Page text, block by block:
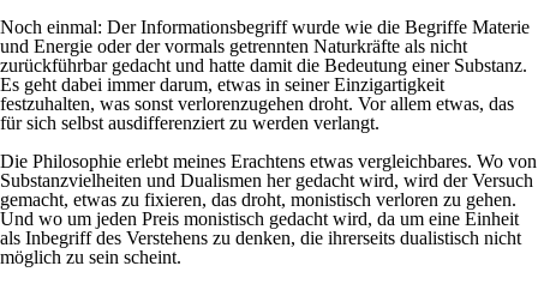
Noch einmal: Der Informationsbegriff wurde wie die Begriffe Materie
und Energie oder der vormals getrennten Naturkräfte als nicht
zurückführbar gedacht und hatte damit die Bedeutung einer Substanz.
Es geht dabei immer darum, etwas in seiner Einzigartigkeit
festzuhalten, was sonst verlorenzugehen droht. Vor allem etwas, das
für sich selbst ausdifferenziert zu werden verlangt.
Die Philosophie erlebt meines Erachtens etwas vergleichbares. Wo von
Substanzvielheiten und Dualismen her gedacht wird, wird der Versuch
gemacht, etwas zu fixieren, das droht, monistisch verloren zu gehen.
Und wo um jeden Preis monistisch gedacht wird, da um eine Einheit
als Inbegriff des Verstehens zu denken, die ihrerseits dualistisch nicht
möglich zu sein scheint.